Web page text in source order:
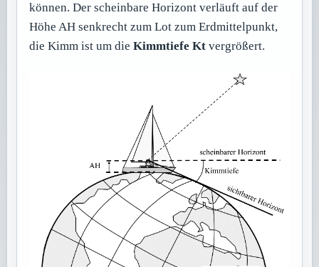
können. Der scheinbare Horizont verläuft auf der
Höhe AH senkrecht zum Lot zum Erdmittelpunkt,
die Kimm ist um dieKimmtiefe Kt vergrößert.